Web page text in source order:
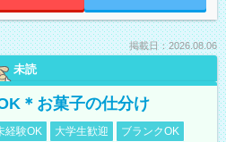
掲載日：2026.08.06
未読
＊お菓子の仕分け
経験OK 大学生歓迎
ブランクOK